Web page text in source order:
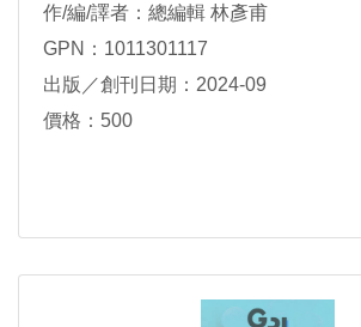
作/編/譯者：總編輯 林彥甫
GPN：1011301117
出版／創刊日期：2024-09
價格：500